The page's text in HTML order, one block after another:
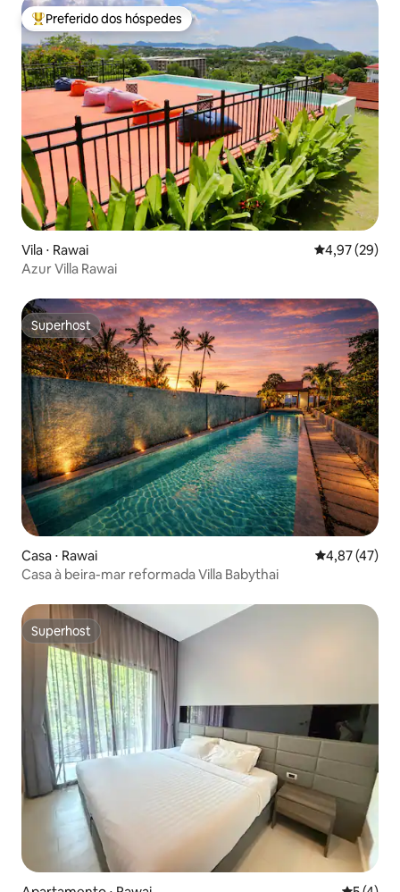
Entre os melhores preferidos dos hóspedes
Preferido dos hóspedes
Vila ⋅ Rawai 4,97 de uma
4,97 (29)
Azur Villa Rawai
Superhost
Superhost
Casa ⋅ Rawai 4,87 de uma
4,87 (47)
Casa à beira-mar reformada Villa Babythai
Superhost
Superhost